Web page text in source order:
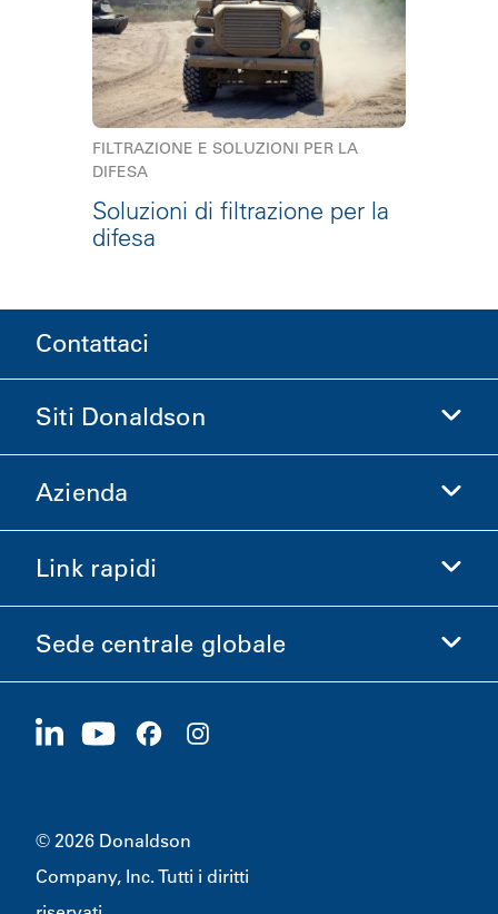
FILTRAZIONE E SOLUZIONI PER LA
DIFESA
Soluzioni di filtrazione per la
difesa
Contattaci
Siti Donaldson
Donaldson Life Sciences
Acquista Donaldson
Azienda
Informazioni aziendali
Etica e Conformità
Carriere
Link rapidi
Investitori
Fornitori
Sostenibilità
Sede centrale globale
1400 W 94th Street
© 2026 Donaldson
Company, Inc. Tutti i diritti